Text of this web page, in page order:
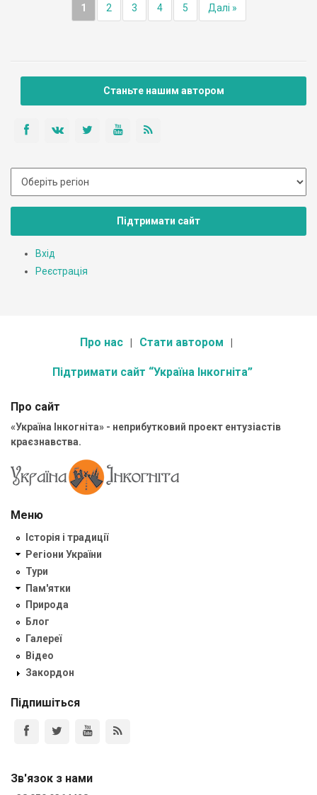
1 2 3 4 5 Далі »
Станьте нашим автором
Підтримати сайт
Вхід
Реєстрація
Про нас Стати автором
Підтримати сайт “Україна Інкогніта”
Про сайт
«Україна Інкогніта» - неприбутковий проект ентузіастів
краєзнавства.
Меню
Історія і традиції
Регіони України
Тури
Пам'ятки
Природа
Блог
Галереї
Відео
Закордон
Підпишіться
Зв'язок з нами